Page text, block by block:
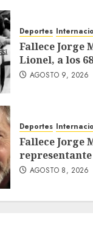
Deportes
Fallece Jorge
Lionel, a los
AGOSTO 9, 2026
Deportes
Fallece Jorge
AGOSTO 8, 2026